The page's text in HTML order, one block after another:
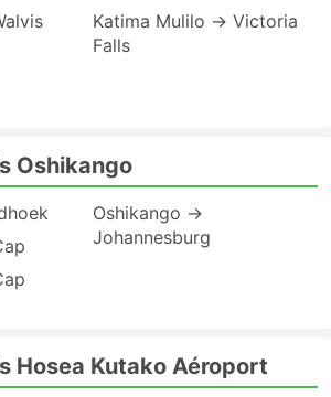
Katima Mulilo → Victoria
Falls
Oshikango
Oshikango →
Johannesburg
Hosea Kutako Aéroport